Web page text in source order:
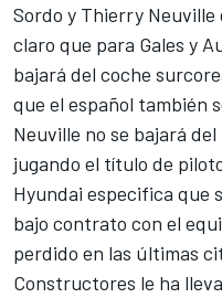
Sordo y Thierry Neuville
claro que para Gales y
bajará del coche
que el español también
Neuville no se bajará
jugando el título de
Hyundai especifica que
bajo contrato con el
perdido en las últimas
Constructores le ha